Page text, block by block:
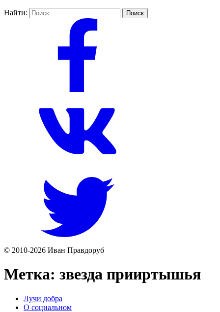
Найти:
© 2010-2026 Иван Правдоруб
Метка: звезда прииртышья
Лучи добра
О социальном